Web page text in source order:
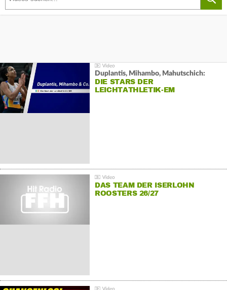
Duplantis, Mihambo, Mahutschich:
DIE STARS DER
LEICHTATHLETIK-EM
DAS TEAM DER ISERLOHN
ROOSTERS 26/27